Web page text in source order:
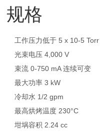
规格
工作压力低于 5 x 10-5
光束电压 4,000 V
束流 0-750 mA 连续可变
最大功率 3 kW
冷却水 1/2 gpm
最高烘烤温度 230°C
坩埚容积 2.24 cc